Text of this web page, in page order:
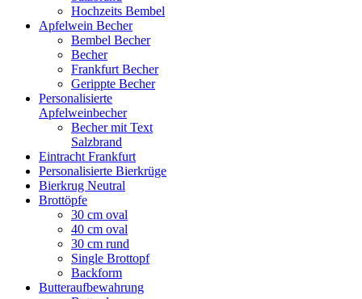
Hochzeits Bembel
Apfelwein Becher
Bembel Becher
Becher
Frankfurt Becher
Gerippte Becher
Personalisierte
Apfelweinbecher
Becher mit Text
Salzbrand
Eintracht Frankfurt
Personalisierte Bierkrüge
Bierkrug Neutral
Brottöpfe
30 cm oval
40 cm oval
30 cm rund
Single Brottopf
Backform
Butteraufbewahrung